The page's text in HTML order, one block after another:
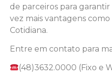
de parceiros para
vez mais vantagens
Cotidiana.
Entre em contato para
(48)3632.0000 (Fixo e